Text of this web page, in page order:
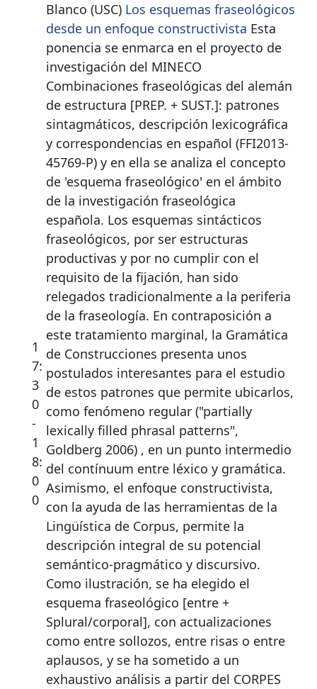
1
7:
3
0
-
1
8:
0
0
Blanco (USC) Los esquemas fraseológicos
desde un enfoque constructivista Esta
ponencia se enmarca en el proyecto de
investigación del MINECO
Combinaciones fraseológicas del alemán
de estructura [PREP. + SUST.]: patrones
sintagmáticos, descripción lexicográfica
y correspondencias en español (FFI2013-
45769-P) y en ella se analiza el concepto
de 'esquema fraseológico' en el ámbito
de la investigación fraseológica
española. Los esquemas sintácticos
fraseológicos, por ser estructuras
productivas y por no cumplir con el
requisito de la fijación, han sido
relegados tradicionalmente a la periferia
de la fraseología. En contraposición a
este tratamiento marginal, la Gramática
de Construcciones presenta unos
postulados interesantes para el estudio
de estos patrones que permite ubicarlos,
como fenómeno regular ("partially
lexically filled phrasal patterns",
Goldberg 2006) , en un punto intermedio
del contínuum entre léxico y gramática.
Asimismo, el enfoque constructivista,
con la ayuda de las herramientas de la
Lingüística de Corpus, permite la
descripción integral de su potencial
semántico-pragmático y discursivo.
Como ilustración, se ha elegido el
esquema fraseológico [entre +
Splural/corporal], con actualizaciones
como entre sollozos, entre risas o entre
aplausos, y se ha sometido a un
exhaustivo análisis a partir del CORPES